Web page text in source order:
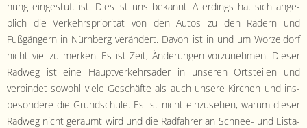
- Flyer
- Kontakt
nung eingestuft ist. Dies ist uns bekan­nt. Allerd­ings hat sich ange­
blich die Verkehrspri­or­ität von den Autos zu den Rädern und
Fußgängern in Nürn­berg verän­dert. Davon ist in und um Worzel­dorf
nicht viel zu merken. Es ist Zeit, Änderun­gen vorzunehmen. Dieser
Rad­weg ist eine Hauptverkehrsad­er in unseren Ort­steilen und
verbindet sowohl viele Geschäfte als auch unsere Kirchen und ins­
beson­dere die Grund­schule. Es ist nicht einzuse­hen, warum dieser
Rad­weg nicht geräumt wird und die Rad­fahrer an Schnee- und Eista­